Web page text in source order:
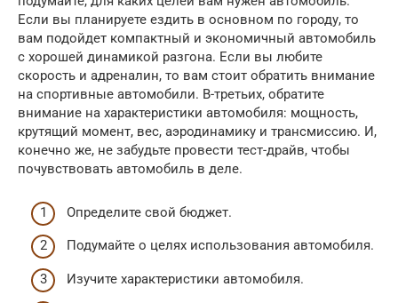
Если вы планируете ездить в основном по городу, то
вам подойдет компактный и экономичный автомобиль
с хорошей динамикой разгона. Если вы любите
скорость и адреналин, то вам стоит обратить внимание
на спортивные автомобили. В-третьих, обратите
внимание на характеристики автомобиля: мощность,
крутящий момент, вес, аэродинамику и трансмиссию. И,
конечно же, не забудьте провести тест-драйв, чтобы
почувствовать автомобиль в деле.
Определите свой бюджет.
Подумайте о целях использования автомобиля.
Изучите характеристики автомобиля.